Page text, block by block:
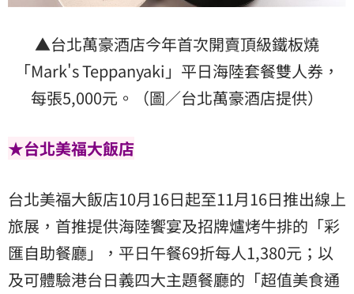
▲台北萬豪酒店今年首次開賣頂級鐵板燒
「Mark's Teppanyaki」平日海陸套餐雙人券，
每張5,000元。（圖／台北萬豪酒店提供）
★台北美福大飯店
台北美福大飯店10月16日起至11月16日推出線上
旅展，首推提供海陸饗宴及招牌爐烤牛排的「彩
匯自助餐廳」，平日午餐69折每人1,380元；以
及可體驗港台日義四大主題餐廳的「超值美食通